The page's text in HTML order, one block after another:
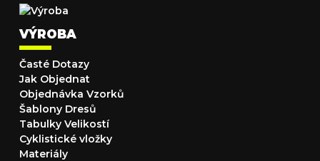
VÝROBA
Časté Dotazy
Jak Objednat
Objednávka Vzorků
Šablony Dresů
Tabulky Velikostí
Cyklistické vložky
Materiály